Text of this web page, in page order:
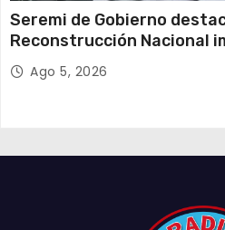
Seremi de Gobierno
Reconstrucción Nacional
y el empleo en Tarapacá
Ago 5, 2026